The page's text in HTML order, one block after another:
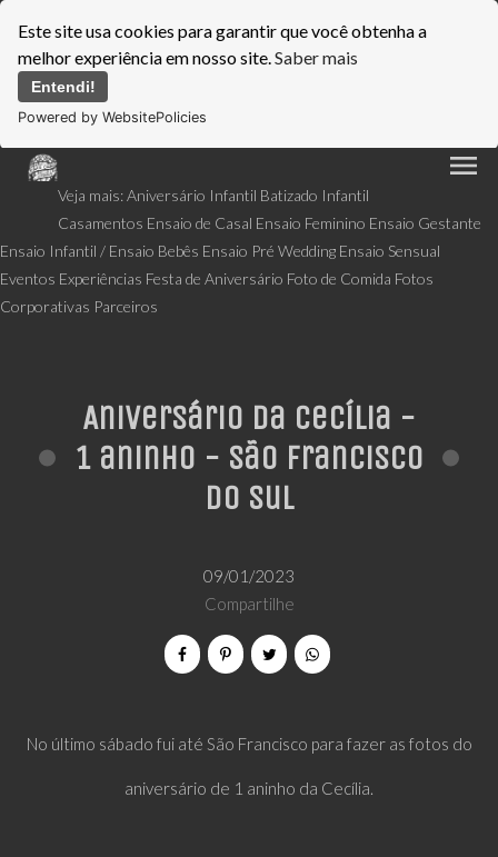
Este site usa cookies para garantir que você obtenha a
melhor experiência em nosso site.Saber mais
Entendi!
Powered by WebsitePolicies
menu
Veja mais:Aniversário Infantil Batizado Infantil
Casamentos Ensaio de Casal Ensaio Feminino Ensaio Gestante
Ensaio Infantil / Ensaio Bebês Ensaio Pré Wedding Ensaio Sensual
Eventos Experiências Festa de Aniversário Foto de Comida Fotos
Corporativas Parceiros
Aniversário da Cecília -
1 aninho - São Francisco
do Sul
09/01/2023
Compartilhe
No último sábado fui até São Francisco para fazer as fotos do
aniversário de 1 aninho da Cecília.